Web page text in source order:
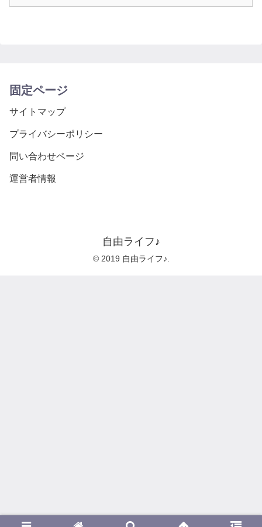
固定ページ
サイトマップ
プライバシーポリシー
問い合わせページ
運営者情報
自由ライフ♪
© 2019 自由ライフ♪.